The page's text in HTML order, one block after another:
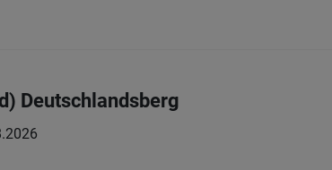
Deutschlandsberg